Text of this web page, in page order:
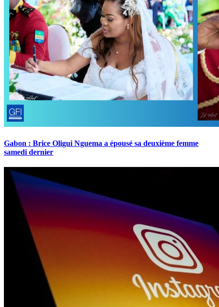
Gabon : Brice Oligui Nguema a épousé sa deuxième femme
samedi dernier